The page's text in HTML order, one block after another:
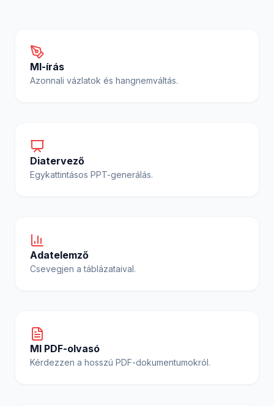
MI-írás
Azonnali vázlatok és hangnemváltás.
Diatervező
Egykattintásos PPT-generálás.
Adatelemző
Csevegjen a táblázataival.
MI PDF-olvasó
Kérdezzen a hosszú PDF-dokumentumokról.